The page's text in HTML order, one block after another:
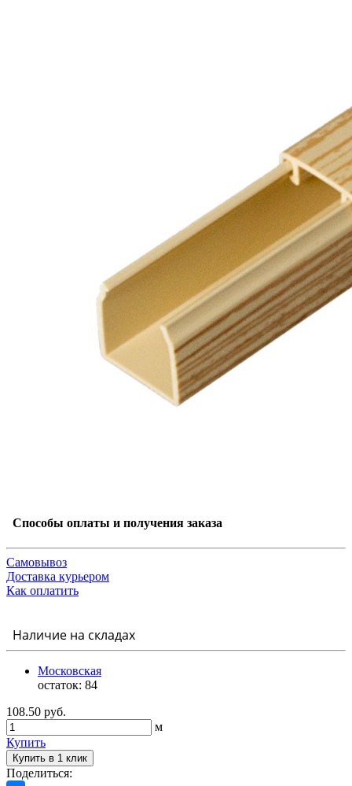
Способы оплаты и получения заказа
Самовывоз
Доставка курьером
Как оплатить
Наличие на складах
Московская
остаток: 84
108.50 руб.
м
Купить
Купить в 1 клик
Поделиться: